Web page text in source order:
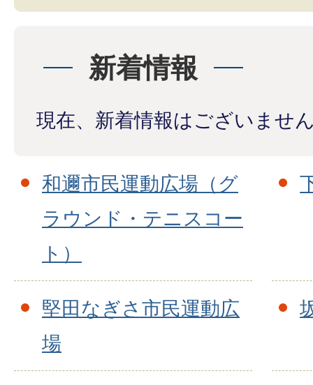
新着情報
現在、新着情報はございませ
和邇市民運動広場（グ
ラウンド・テニスコー
ト）
堅田なぎさ市民運動広
場